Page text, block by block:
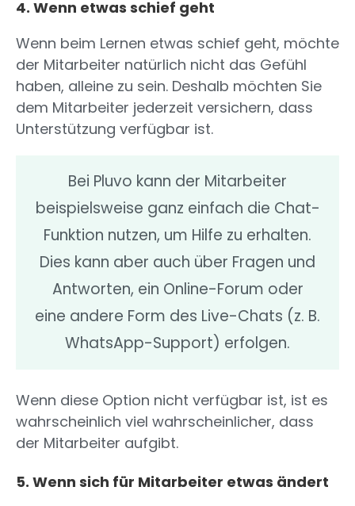
4. Wenn etwas schief geht
Wenn beim Lernen etwas schief geht, möchte
der Mitarbeiter natürlich nicht das Gefühl
haben, alleine zu sein. Deshalb möchten Sie
dem Mitarbeiter jederzeit versichern, dass
Unterstützung verfügbar ist.
Bei Pluvo kann der Mitarbeiter
beispielsweise ganz einfach die Chat-
Funktion nutzen, um Hilfe zu erhalten.
Dies kann aber auch über Fragen und
Antworten, ein Online-Forum oder
eine andere Form des Live-Chats (z. B.
WhatsApp-Support) erfolgen.
Wenn diese Option nicht verfügbar ist, ist es
wahrscheinlich viel wahrscheinlicher, dass
der Mitarbeiter aufgibt.
5. Wenn sich für Mitarbeiter etwas ändert